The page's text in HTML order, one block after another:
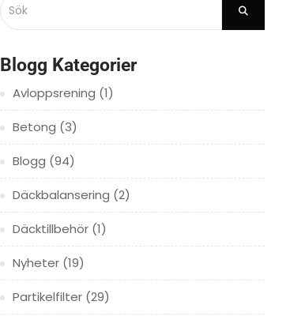
Blogg Kategorier
Avloppsrening (1)
Betong (3)
Blogg (94)
Däckbalansering (2)
Däcktillbehör(1)
Nyheter(19)
Partikelfilter(29)